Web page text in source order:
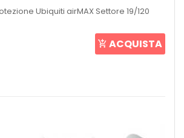
Ubiquiti airMAX Settore 19/120
ACQUISTA